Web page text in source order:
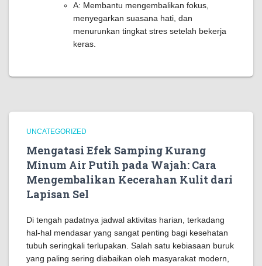
A: Membantu mengembalikan fokus,
menyegarkan suasana hati, dan
menurunkan tingkat stres setelah bekerja
keras.
UNCATEGORIZED
Mengatasi Efek Samping Kurang
Minum Air Putih pada Wajah: Cara
Mengembalikan Kecerahan Kulit dari
Lapisan Sel
Di tengah padatnya jadwal aktivitas harian, terkadang
hal-hal mendasar yang sangat penting bagi kesehatan
tubuh seringkali terlupakan. Salah satu kebiasaan buruk
yang paling sering diabaikan oleh masyarakat modern,